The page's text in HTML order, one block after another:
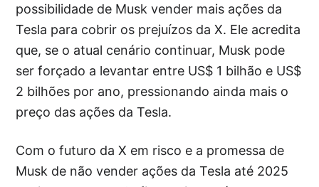
possibilidade de Musk vender mais ações da
Tesla para cobrir os prejuízos da X. Ele acredita
que, se o atual cenário continuar, Musk pode
ser forçado a levantar entre US$ 1 bilhão e US$
2 bilhões por ano, pressionando ainda mais o
preço das ações da Tesla.
Com o futuro da X em risco e a promessa de
Musk de não vender ações da Tesla até 2025